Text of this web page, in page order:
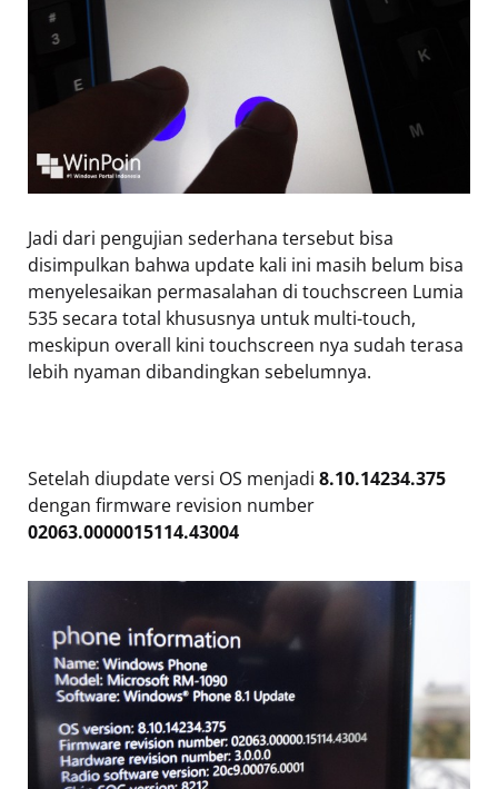
Jadi dari pengujian sederhana tersebut bisa
disimpulkan bahwa update kali ini masih belum bisa
menyelesaikan permasalahan di touchscreen Lumia
535 secara total khususnya untuk multi-touch,
meskipun overall kini touchscreen nya sudah terasa
lebih nyaman dibandingkan sebelumnya.
Setelah diupdate versi OS menjadi 8.10.14234.375
dengan firmware revision number
02063.0000015114.43004